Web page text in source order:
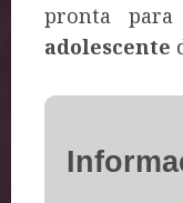
pronta
adolescente